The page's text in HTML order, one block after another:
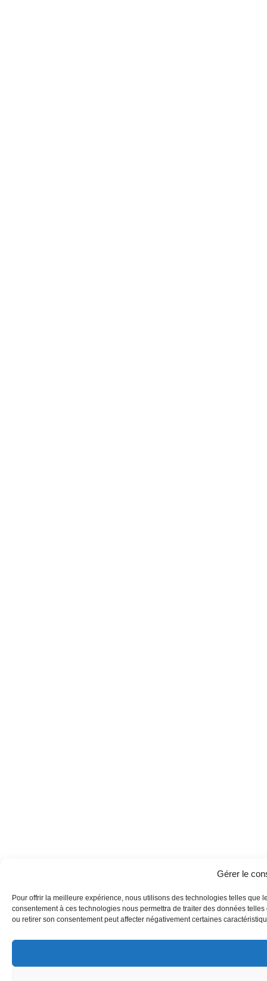
Gérer le
Pour offrir la meilleure expérience, nous utilisons des technologies telles
consentement à ces technologies nous permettra de traiter des données
ou retirer son consentement peut affecter négativement certaines